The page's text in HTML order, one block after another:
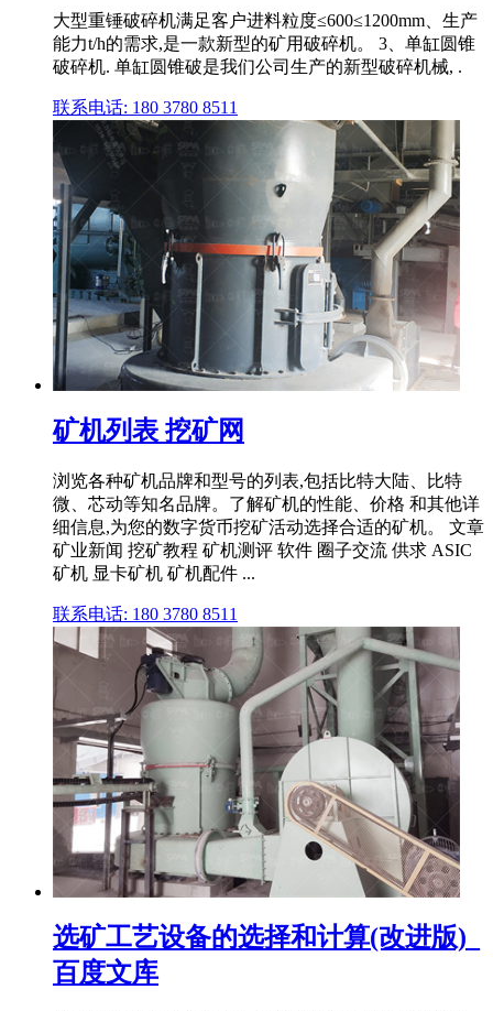
大型重锤破碎机满足客户进料粒度≤600≤1200mm、生产
能力t/h的需求,是一款新型的矿用破碎机。 3、单缸圆锥
破碎机. 单缸圆锥破是我们公司生产的新型破碎机械, .
联系电话: 180 3780 8511
矿机列表 挖矿网
浏览各种矿机品牌和型号的列表,包括比特大陆、比特
微、芯动等知名品牌。了解矿机的性能、价格 和其他详
细信息,为您的数字货币挖矿活动选择合适的矿机。 文章
矿业新闻 挖矿教程 矿机测评 软件 圈子交流 供求 ASIC
矿机 显卡矿机 矿机配件 ...
联系电话: 180 3780 8511
选矿工艺设备的选择和计算(改进版)_
百度文库